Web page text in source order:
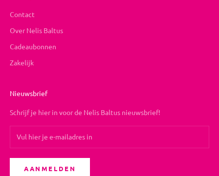
Contact
Over Nelis Baltus
Cadeaubonnen
Zakelijk
Nieuwsbrief
Schrijf je hier in voor de Nelis Baltus nieuwsbrief!
AANMELDEN